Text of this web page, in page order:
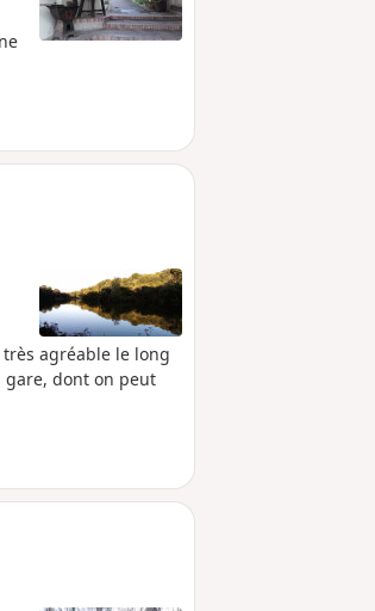
agréable le long
gare, dont on peut